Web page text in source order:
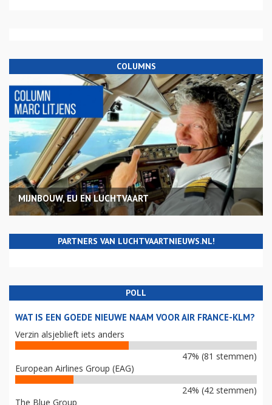
COLUMNS
MIJNBOUW, EU EN LUCHTVAART
PARTNERS VAN LUCHTVAARTNIEUWS.NL!
POLL
WAT IS EEN GOEDE NIEUWE NAAM VOOR AIR FRANCE-KLM?
Verzin alsjeblieft iets anders
47% (81 stemmen)
European Airlines Group (EAG)
24% (42 stemmen)
The Blue Group